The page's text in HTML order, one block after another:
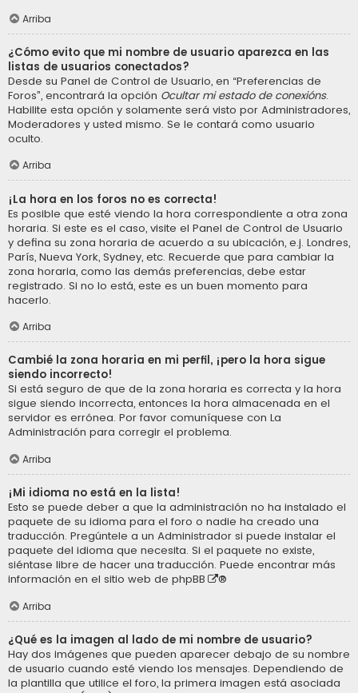
Arriba
¿Cómo evito que mi nombre de usuario aparezca en las
listas de usuarios conectados?
Desde su Panel de Control de Usuario, en “Preferencias de
Foros”, encontrará la opción Ocultar mi estado de conexións.
Habilite esta opción y solamente será visto por Administradores,
Moderadores y usted mismo. Se le contará como usuario
oculto.
Arriba
¡La hora en los foros no es correcta!
Es posible que esté viendo la hora correspondiente a otra zona
horaria. Si este es el caso, visite el Panel de Control de Usuario
y defina su zona horaria de acuerdo a su ubicación, e.j. Londres,
París, Nueva York, Sydney, etc. Recuerde que para cambiar la
zona horaria, como las demás preferencias, debe estar
registrado. Si no lo está, este es un buen momento para
hacerlo.
Arriba
Cambié la zona horaria en mi perfil, ¡pero la hora sigue
siendo incorrecto!
Si está seguro de que de la zona horaria es correcta y la hora
sigue siendo incorrecta, entonces la hora almacenada en el
servidor es errónea. Por favor comuníquese con La
Administración para corregir el problema.
Arriba
¡Mi idioma no está en la lista!
Esto se puede deber a que la administración no ha instalado el
paquete de su idioma para el foro o nadie ha creado una
traducción. Pregúntele a un Administrador si puede instalar el
paquete del idioma que necesita. Si el paquete no existe,
siéntase libre de hacer una traducción. Puede encontrar más
información en el sitio web de phpBB ®
Arriba
¿Qué es la imagen al lado de mi nombre de usuario?
Hay dos imágenes que pueden aparecer debajo de su nombre
de usuario cuando esté viendo los mensajes. Dependiendo de
la plantilla que utilice el foro, la primera imagen está asociada